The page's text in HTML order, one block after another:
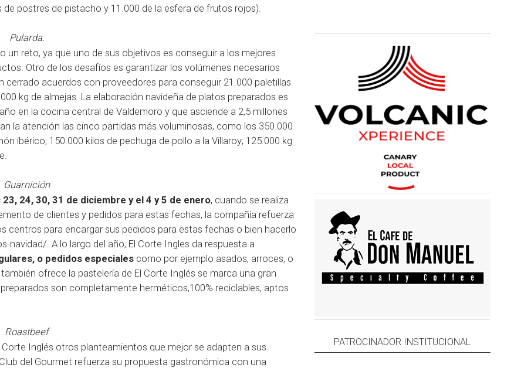
postres de pistacho y 11.000 de la esfera de frutos rojos).
Pularda.
un reto, ya que uno de sus objetivos es conseguir a los mejores
Otro de los desafíos es garantizar los volúmenes necesarios
acuerdos con proveedores para conseguir 21.000 paletillas
kg de almejas. La elaboración navideña de platos preparados es
en la cocina central de Valdemoro y que asciende a 2,5 millones
la atención las cinco partidas más voluminosas, como los 350.000
ibérico; 150.000 kilos de pechuga de pollo a la Villaroy; 125.000 kg
Guarnición
24, 30, 31 de diciembre y el 4 y 5 de enero, cuando se realiza
de clientes y pedidos para estas fechas, la compañía refuerza
centros para encargar sus pedidos para estas fechas o bien hacerlo
navidad/ . A lo largo del año, El Corte Ingles da respuesta a
o pedidos especiales como por ejemplo asados, arroces, o
ofrece la pastelería de El Corte Inglés se marca una gran
son completamente herméticos,100% reciclables, aptos
Roastbeef
Inglés otros planteamientos que mejor se adapten a sus
del Gourmet refuerza su propuesta gastronómica con una
PATROCINADOR INSTITUCIONAL